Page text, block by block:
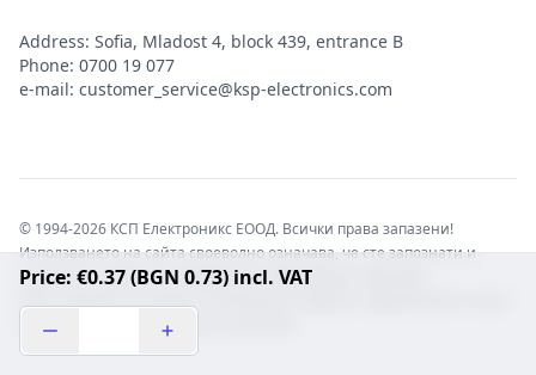
Price: €0.37 (BGN 0.73) incl. VAT
Address: Sofia, Mladost 4, block 439, entrance B
Phone: 0700 19 077
e-mail: customer_service@ksp-electronics.com
© 1994-2026 КСП Електроникс ЕООД. Всички права запазени!
Използването на сайта своеволно означава, че сте запознати и
съгласни с правната информация обвързваща софтуера.
отговорност с цялата сила на закона!b